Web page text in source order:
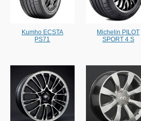
Kumho ECSTA
PS71
Michelin PILOT
SPORT 4 S